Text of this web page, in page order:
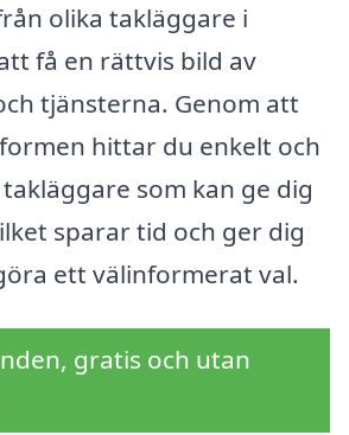
olika takläggare i
få en rättvis bild av
tjänsterna. Genom att
hittar du enkelt och
som kan ge dig
sparar tid och ger dig
ett välinformerat val.
gratis och utan